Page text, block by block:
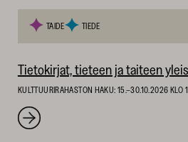
TAIDE TIEDE
Tietokirjat, tieteen ja taiteen
KULTTUURIRAHASTON HAKU: 15.–30.10.2026 KLO